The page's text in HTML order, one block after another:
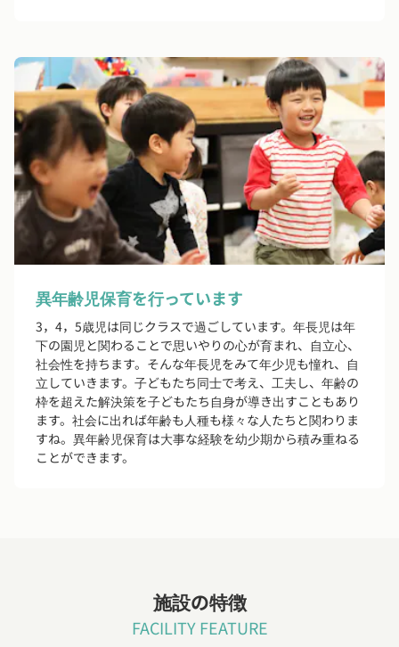
異年齢児保育を行っています
3，4，5歳児は同じクラスで過ごしています。年長児は年
下の園児と関わることで思いやりの心が育まれ、自立心、
社会性を持ちます。そんな年長児をみて年少児も憧れ、自
立していきます。子どもたち同士で考え、工夫し、年齢の
枠を超えた解決策を子どもたち自身が導き出すこともあり
ます。社会に出れば年齢も人種も様々な人たちと関わりま
すね。異年齢児保育は大事な経験を幼少期から積み重ねる
ことができます。
施設の特徴
FACILITY FEATURE